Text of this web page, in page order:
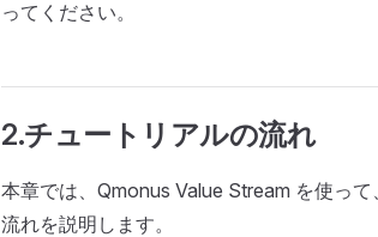
ってください。
2.チュートリアルの流れ
本章では、Qmonus Value Stream を使っ
流れを説明します。